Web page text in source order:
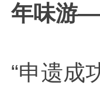
年味游
“申遗成